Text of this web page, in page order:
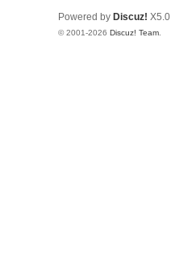
Powered by Discuz! X5.0
© 2001-2026 Discuz! Team